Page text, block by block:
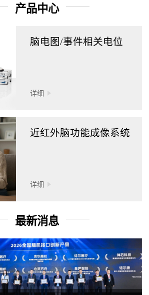
产品中心
脑电图/事件相关电位
详细
近红外脑功能成像系统
详细
最新消息